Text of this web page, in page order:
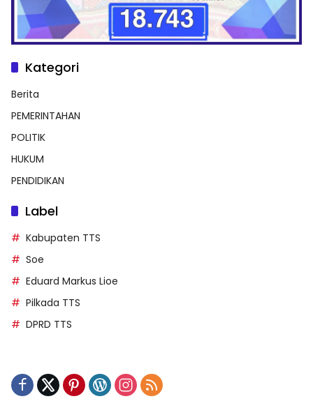
Kategori
Berita
PEMERINTAHAN
POLITIK
HUKUM
PENDIDIKAN
Label
Kabupaten TTS
Soe
Eduard Markus Lioe
Pilkada TTS
DPRD TTS